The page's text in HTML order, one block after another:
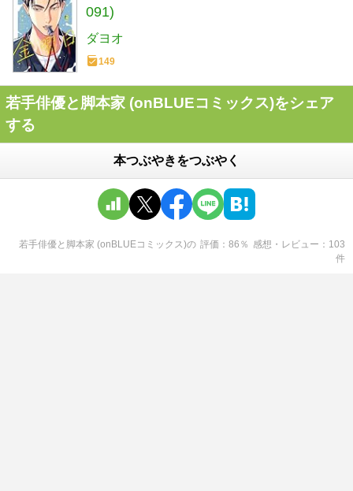
091)
ダヨオ
149
若手俳優と脚本家 (onBLUEコミックス)をシェア
する
本つぶやきをつぶやく
若手俳優と脚本家 (onBLUEコミックス)の 評価 86 ％ 感想・レビュー
103
件